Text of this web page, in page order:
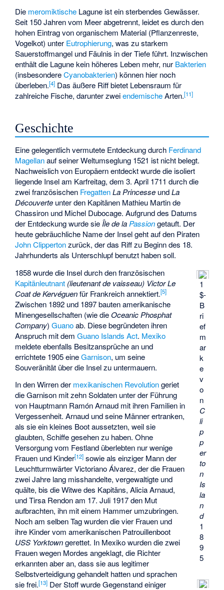
Die meromiktische Lagune ist ein sterbendes Gewässer.
Seit 150 Jahren vom Meer abgetrennt, leidet es durch den
hohen Eintrag von organischem Material (Pflanzenreste,
Vogelkot) unter Eutrophierung, was zu starkem
Sauerstoffmangel und Fäulnis in der Tiefe führt. Inzwischen
enthält die Lagune kein höheres Leben mehr, nur Bakterien
(insbesondereCyanobakterien) können hier noch
überleben.[4] Das äußere Riff bietet Lebensraum für
zahlreiche Fische, darunter zweiendemischeArten.[11]
Geschichte
Eine gelegentlich vermutete Entdeckung durch Ferdinand
Magellanauf seiner Weltumseglung 1521 ist nicht belegt.
Nachweislich von Europäern entdeckt wurde die isoliert
liegende Insel am Karfreitag, dem 3. April 1711 durch die
zwei französischen Fregatten La Princesse undLa
Découverte unter den Kapitänen Mathieu Martin de
Chassiron und Michel Dubocage. Aufgrund des Datums
der Entdeckung wurde sie Île de la Passiongetauft. Der
heute gebräuchliche Name der Insel geht auf den Piraten
John Clippertonzurück, der das Riff zu Beginn des 18.
Jahrhunderts als Unterschlupf benutzt haben soll.
1
$-
B
ri
ef
m
ar
k
e
v
o
n
C
li
p
p
er
to
n
Is
la
n
d
1
8
9
5
1858 wurde die Insel durch den französischen
Kapitänleutnant (lieutenant de vaisseau) Victor Le
Coat de Kervéguenfür Frankreich annektiert.[5]
Zwischen 1892 und 1897 bauten amerikanische
Minengesellschaften (wie dieOceanic Phosphat
Company)Guanoab. Diese begründeten ihren
Anspruch mit demGuano Islands Act. Mexiko
meldete ebenfalls Besitzansprüche an und
errichtete 1905 eineGarnison, um seine
Souveränität über die Insel zu untermauern.
In den Wirren der mexikanischen Revolutiongeriet
die Garnison mit zehn Soldaten unter der Führung
von Hauptmann Ramón Arnaud mit ihren Familien in
Vergessenheit. Arnaud und seine Männer ertranken,
als sie ein kleines Boot aussetzten, weil sie
glaubten, Schiffe gesehen zu haben. Ohne
Versorgung vom Festland überlebten nur wenige
Frauen und Kinder[12] sowie als einziger Mann der
Leuchtturmwärter Victoriano Álvarez, der die Frauen
zwei Jahre lang misshandelte, vergewaltigte und
quälte, bis die Witwe des Kapitäns, Alicia Arnaud,
und Tirsa Rendon am 17. Juli 1917 den Mut
aufbrachten, ihn mit einem Hammer umzubringen.
Noch am selben Tag wurden die vier Frauen und
ihre Kinder vom amerikanischen Patrouillenboot
USS Yorktowngerettet. In Mexiko wurden die zwei
Frauen wegen Mordes angeklagt, die Richter
erkannten aber an, dass sie aus legitimer
Selbstverteidigung gehandelt hatten und sprachen
sie frei.[13] Der Stoff wurde Gegenstand einiger